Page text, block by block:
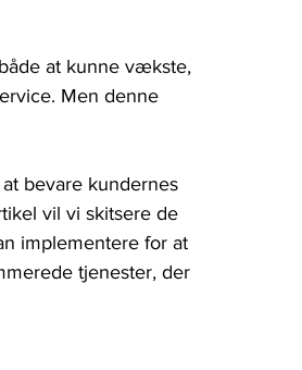
at kunne vækste,
Men denne
bevare kundernes
vil vi skitsere de
implementere for at
tjenester, der